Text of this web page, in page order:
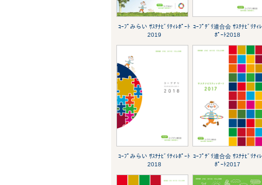
ｺｰﾌﾟみらい ｻｽﾃﾅﾋﾞﾘﾃｨﾚﾎﾟｰﾄ
2019
ｺｰﾌﾟﾃﾞﾘ連合会 ｻｽﾃﾅﾋﾞﾘﾃｨﾚ
ﾎﾟｰﾄ2018
ｺｰﾌﾟみらい ｻｽﾃﾅﾋﾞﾘﾃｨﾚﾎﾟｰﾄ
2018
ｺｰﾌﾟﾃﾞﾘ連合会 ｻｽﾃﾅﾋﾞﾘﾃｨﾚ
ﾎﾟｰﾄ2017